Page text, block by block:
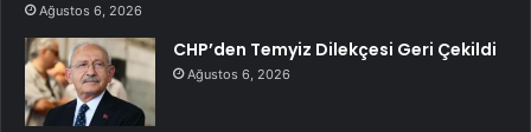
Ağustos 6, 2026
CHP’den Temyiz Dilekçesi Geri Çekildi
Ağustos 6, 2026